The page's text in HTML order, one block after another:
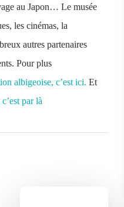
au Japon… Le musée
les cinémas, la
autres partenaires
Pour plus
albigeoise, c’est ici. Et
par là